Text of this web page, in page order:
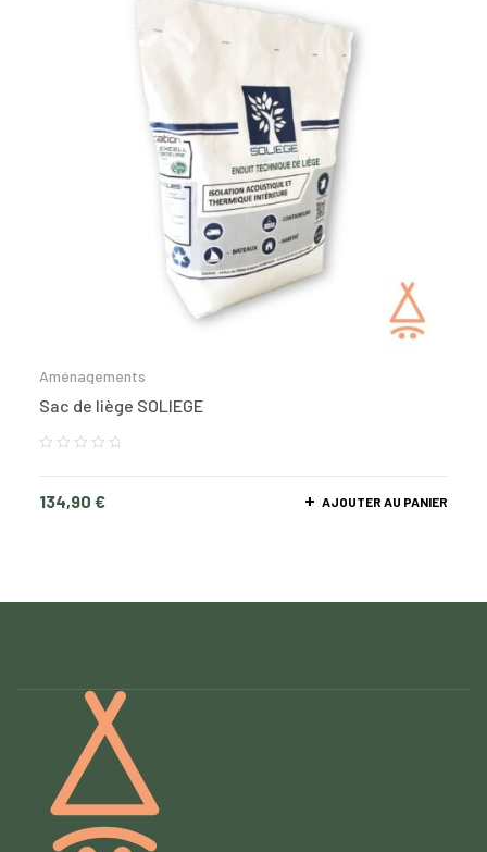
Aménagements
Sac de liège SOLIEGE
134,90 € AJOUTER AU PANIER